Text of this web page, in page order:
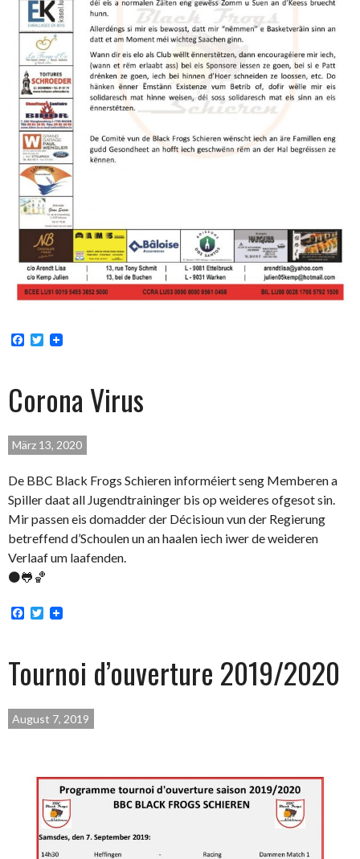
Facebook
Twitter
Corona Virus
März 13, 2020
De BBC Black Frogs Schieren informéiert seng Memberen a
Spiller daat all Jugendtraininger bis op weideres ofgesot sin.
Mir passen eis domadder der Décisioun vun der Regierung
betreffend d’Schoulen un an haalen iech iwer de weideren
Verlaaf um laafenden.
⚫🐸🏀
Facebook
Twitter
Tournoi d’ouverture 2019/2020
August 7, 2019